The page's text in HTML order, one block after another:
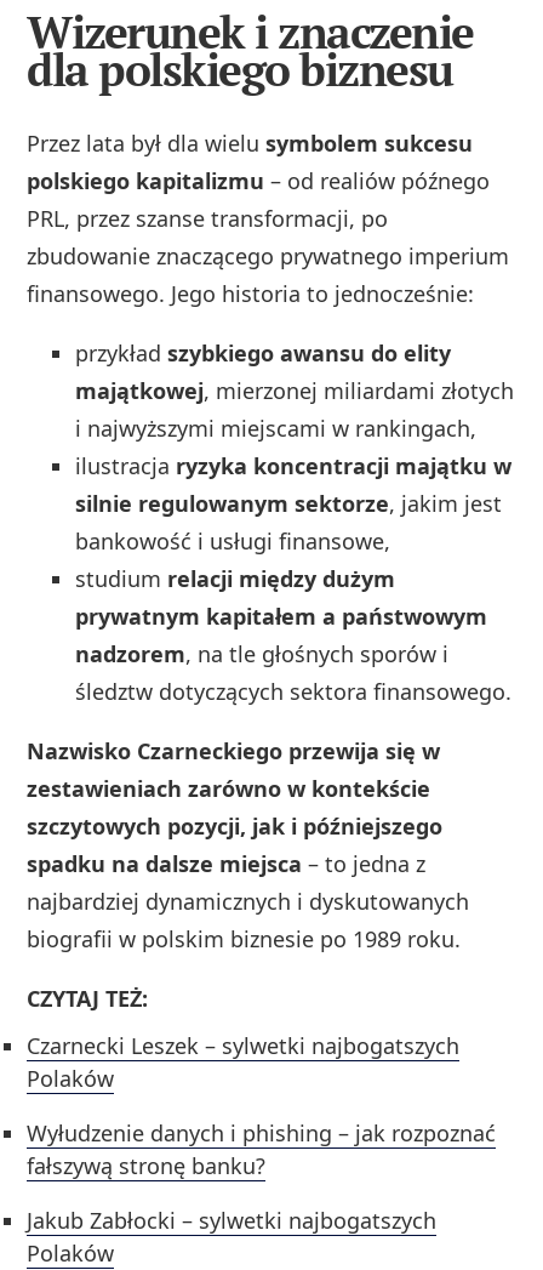
Wizerunek i znaczenie
dla polskiego biznesu
Przez lata był dla wielusymbolem sukcesu
polskiego kapitalizmu – od realiów późnego
PRL, przez szanse transformacji, po
zbudowanie znaczącego prywatnego imperium
finansowego. Jego historia to jednocześnie:
przykładszybkiego awansu do elity
majątkowej, mierzonej miliardami złotych
i najwyższymi miejscami w rankingach,
ilustracja ryzyka koncentracji majątku w
silnie regulowanym sektorze, jakim jest
bankowość i usługi finansowe,
studium relacji między dużym
prywatnym kapitałem a państwowym
nadzorem, na tle głośnych sporów i
śledztw dotyczących sektora finansowego.
Nazwisko Czarneckiego przewija się w
zestawieniach zarówno w kontekście
szczytowych pozycji, jak i późniejszego
spadku na dalsze miejsca – to jedna z
najbardziej dynamicznych i dyskutowanych
biografii w polskim biznesie po 1989 roku.
CZYTAJ TEŻ:
Czarnecki Leszek – sylwetki najbogatszych
Polaków
Wyłudzenie danych i phishing – jak rozpoznać
fałszywą stronę banku?
Jakub Zabłocki – sylwetki najbogatszych
Polaków